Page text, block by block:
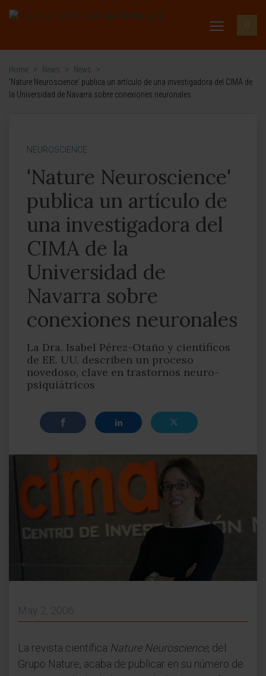
Home > News > News
>
'Nature Neuroscience' publica un artículo de una investigadora del CIMA de
la Universidad de Navarra sobre conexiones neuronales
NEUROSCIENCE
'Nature Neuroscience'
publica un artículo de
una investigadora del
CIMA de la
Universidad de
Navarra sobre
conexiones neuronales
La Dra. Isabel Pérez-Otaño y científicos
de EE. UU. describen un proceso
novedoso, clave en trastornos neuro-
psiquiátricos
May 2, 2006
La revista científica Nature Neuroscience, del
Grupo Nature, acaba de publicar en su número de